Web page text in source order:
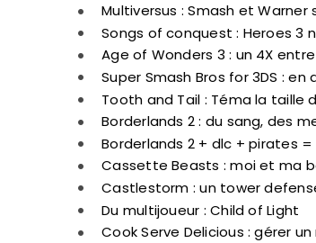
Multiversus : Smash et
Songs of conquest : Heroes 3
Age of Wonders 3 : un 4X
Super Smash Bros for 3DS :
Tooth and Tail : Téma la taille
Borderlands 2 : du sang, des
Borderlands 2 + dlc + pirates =
Cassette Beasts : moi et ma
Castlestorm : un tower
Du multijoueur : Child of Light
Cook Serve Delicious : gérer